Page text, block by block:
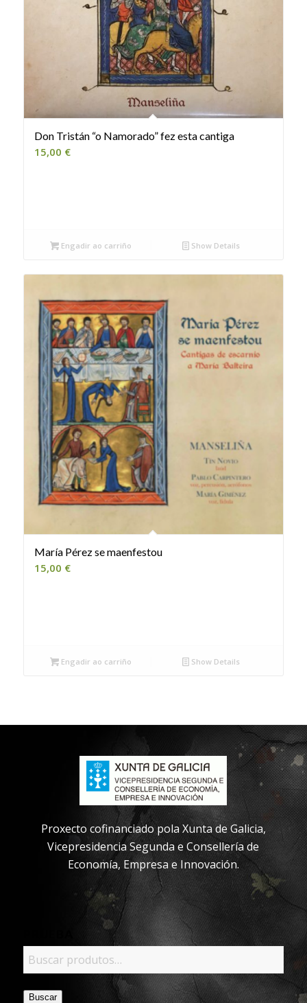
Don Tristán “o Namorado” fez esta cantiga
15,00 €
Engadir ao carriño Show Details
María Pérez se maenfestou
15,00 €
Engadir ao carriño Show Details
Proxecto cofinanciado pola Xunta de Galicia,
Vicepresidencia Segunda e Consellería de
Economía, Empresa e Innovación.
Buscar